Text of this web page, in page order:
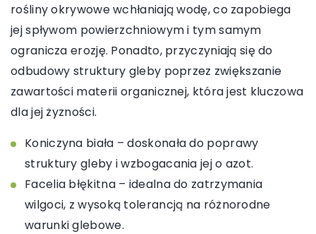
rośliny okrywowe wchłaniają wodę, co zapobiega
jej spływom powierzchniowym i tym samym
ogranicza erozję. Ponadto, przyczyniają się do
odbudowy struktury gleby poprzez zwiększanie
zawartości materii organicznej, która jest kluczowa
dla jej żyzności.
Koniczyna biała – doskonała do poprawy
struktury gleby i wzbogacania jej o azot.
Facelia błękitna – idealna do zatrzymania
wilgoci, z wysoką tolerancją na różnorodne
warunki glebowe.